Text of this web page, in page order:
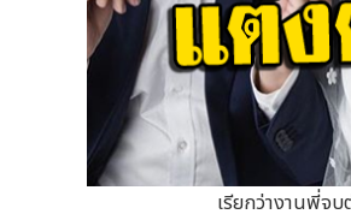
เรียกว่างานพี่จบต่องานน้อ